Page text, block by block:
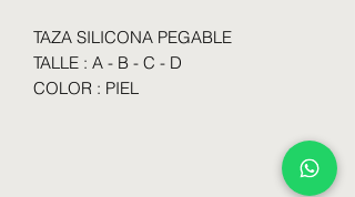
TAZA SILICONA PEGABLE
TALLE : A - B - C - D
COLOR : PIEL